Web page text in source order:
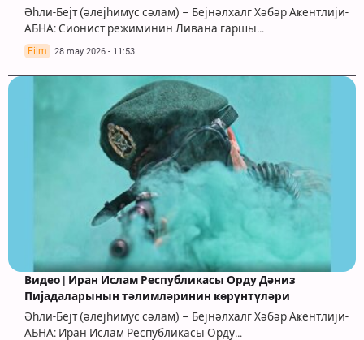
Әһли-Бејт (әлејһимус сәлам) – Бејнәлхалг Хәбәр Аҝентлији-
АБНА: Сионист режиминин Ливана гаршы…
Film 28 may 2026 - 11:53
Видео | Иран Ислам Республикасы Орду Дәниз
Пијадаларынын тәлимләринин ҝөрүнтүләри
Әһли-Бејт (әлејһимус сәлам) – Бејнәлхалг Хәбәр Аҝентлији-
АБНА: Иран Ислам Республикасы Орду…